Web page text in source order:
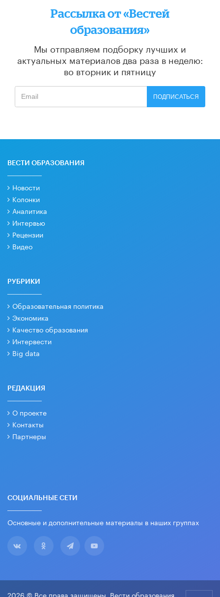
Рассылка от «Вестей
образования»
Мы отправляем подборку лучших и
актуальных материалов два раза в неделю:
во вторник и пятницу
ПОДПИСАТЬСЯ
ВЕСТИ ОБРАЗОВАНИЯ
Новости
Колонки
Аналитика
Интервью
Рецензии
Видео
РУБРИКИ
Образовательная политика
Экономика
Качество образования
Интервести
Big data
РЕДАКЦИЯ
О проекте
Контакты
Партнеры
СОЦИАЛЬНЫЕ СЕТИ
Основные и дополнительные материалы в наших группах
2026 © Все права защищены. Вести образования.